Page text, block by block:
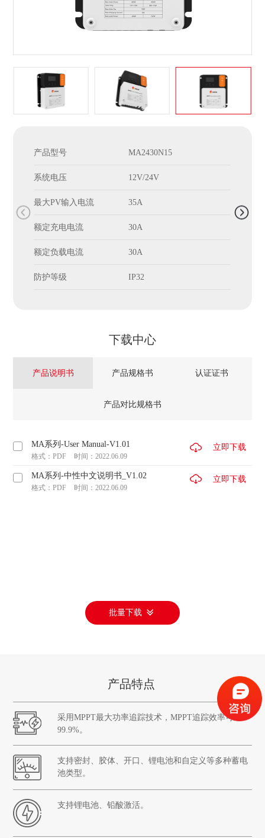
产品型号 MA2430N15
系统电压 12V/24V
最大PV输入电流 35A
额定充电电流 30A
额定负载电流 30A
防护等级 IP32
下载中心
产品说明书 产品规格书 认证证书
产品对比规格书
MA系列-User Manual-V1.01
格式：PDF 时间：2022.06.09
立即下载
MA系列-中性中文说明书_V1.02
格式：PDF 时间：2022.06.09
立即下载
批量下载
产品特点
采用MPPT最大功率追踪技术，MPPT追踪效率可达
99.9%。
支持密封、胶体、开口、锂电池和自定义等多种蓄电
池类型。
支持锂电池、铅酸激活。